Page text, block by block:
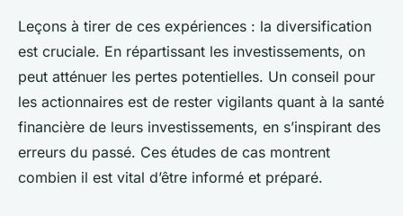
Leçons à tirer de ces expériences : la diversification
est cruciale. En répartissant les investissements, on
peut atténuer les pertes potentielles. Un conseil pour
les actionnaires est de rester vigilants quant à la santé
financière de leurs investissements, en s’inspirant des
erreurs du passé. Ces études de cas montrent
combien il est vital d’être informé et préparé.